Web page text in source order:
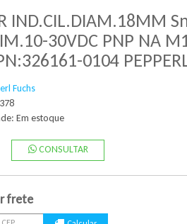
IND.CIL.DIAM.18MM
30VDC PNP NA
0104
Fuchs
Em estoque
CONSULTAR
frete